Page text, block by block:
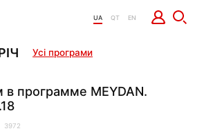
UA QT EN
Усі програми
программе MEYDAN.
3972